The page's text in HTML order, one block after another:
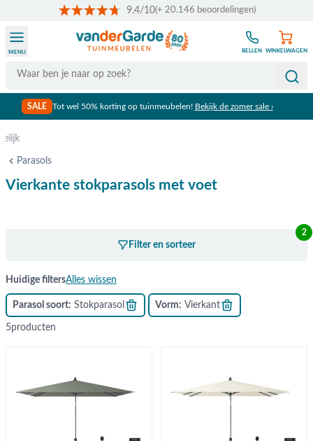
9.4/10(+ 20.146 beoordelingen)
Search
MENU BELLEN WINKELWAGEN
SALE Tot wel 50% korting op tuinmeubelen! Bekijk de zomer sale ›
Parasols
Vierkante stokparasols met voet
Filter en sorteer
2
Huidige filtersAlles wissen
Parasol soort Stokparasol Vorm Vierkant
5producten